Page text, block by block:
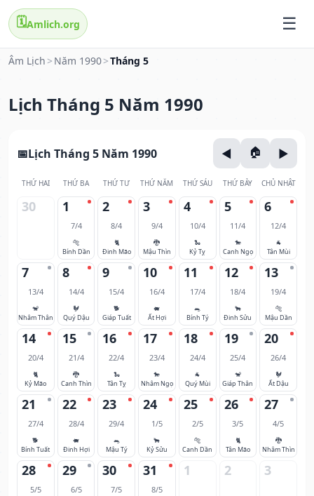
🗓️Amlich.org
Âm Lịch > Năm 1990>Tháng 5
Lịch Tháng 5 Năm 1990
Lịch Tháng 5 Năm 1990
THỨ HAI THỨ BA THỨ TƯ THỨ NĂM THỨ SÁU THỨ BẢY CHỦ NHẬT
30 1
7/4
🐅
Bính Dần
2
8/4
🐈
Đinh Mão
3
9/4
🐉
Mậu Thìn
4
10/4
🐍
Kỷ Tỵ
5
11/4
🐎
Canh Ngọ
6
12/4
🐐
Tân Mùi
7
13/4
🐒
Nhâm Thân
8
14/4
🐓
Quý Dậu
9
15/4
🐕
Giáp Tuất
10
16/4
🐖
Ất Hợi
11
17/4
🐀
Bính Tý
12
18/4
🐂
Đinh Sửu
13
19/4
🐅
Mậu Dần
14
20/4
🐈
Kỷ Mão
15
21/4
🐉
Canh Thìn
16
22/4
🐍
Tân Tỵ
17
23/4
🐎
Nhâm Ngọ
18
24/4
🐐
Quý Mùi
19
25/4
🐒
Giáp Thân
20
26/4
🐓
Ất Dậu
21
27/4
🐕
Bính Tuất
22
28/4
🐖
Đinh Hợi
23
29/4
🐀
Mậu Tý
24
1/5
🐂
Kỷ Sửu
25
2/5
🐅
Canh Dần
26
3/5
🐈
Tân Mão
27
4/5
🐉
Nhâm Thìn
28
5/5
29
6/5
30
7/5
31
8/5
1 2 3